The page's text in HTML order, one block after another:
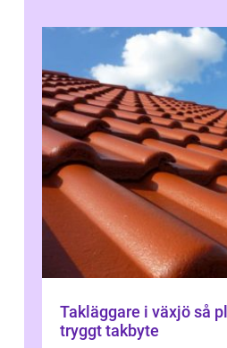
Takläggare i växjö så planerar du ett
tryggt takbyte